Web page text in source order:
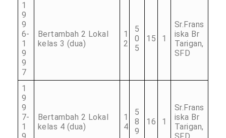
1
9
9
6-
1
9
9
7
Bertambah 2 Lokal
kelas 3 (dua)
1
2
5
0
5
15 1
Sr.Frans
iska Br
Tarigan,
SFD
1
9
9
7-
1
Bertambah 2 Lokal
kelas 4 (dua)
1
4
5
8
9
16 1
Sr.Frans
iska Br
Tarigan,